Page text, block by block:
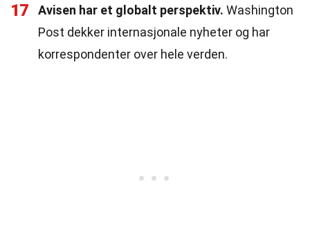
17 Avisen har et globalt perspektiv. Washington
Post dekker internasjonale nyheter og har
korrespondenter over hele verden.